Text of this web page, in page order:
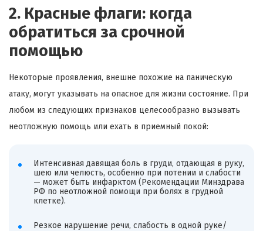
2. Красные флаги: когда
обратиться за срочной
помощью
Некоторые проявления, внешне похожие на паническую
атаку, могут указывать на опасное для жизни состояние. При
любом из следующих признаков целесообразно вызывать
неотложную помощь или ехать в приемный покой:
Интенсивная давящая боль в груди, отдающая в руку,
шею или челюсть, особенно при потении и слабости
— может быть инфарктом (Рекомендации Минздрава
РФ по неотложной помощи при болях в грудной
клетке).
Резкое нарушение речи, слабость в одной руке/